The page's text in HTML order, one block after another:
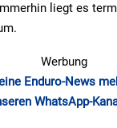
liegt es
Werbung
Enduro-News
WhatsApp-